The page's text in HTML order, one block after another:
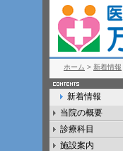
ホーム > 新着情報
新着情報
当院の概要
診療科目
施設案内